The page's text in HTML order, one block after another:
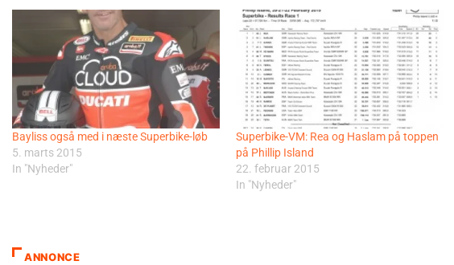
Bayliss også med i næste Superbike-løb
5. marts 2015
In "Nyheder"
Superbike-VM: Rea og Haslam på toppen
på Phillip Island
22. februar 2015
In "Nyheder"
ANNONCE